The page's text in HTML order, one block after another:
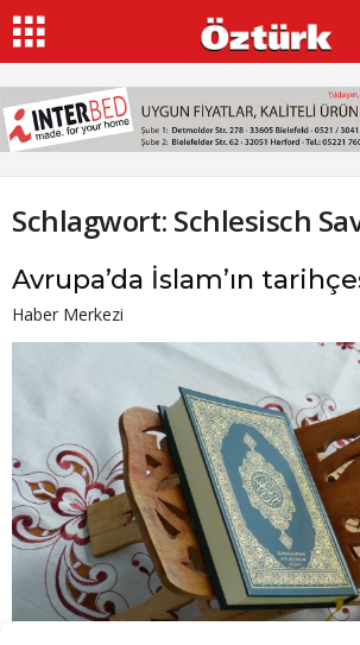
Schlagwort: Schlesisch
Avrupa’da İslam’ın
Haber Merkezi